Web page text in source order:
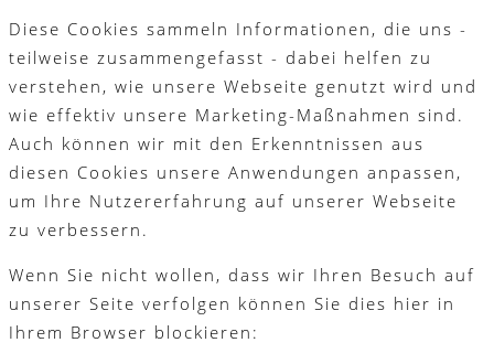
Diese Cookies sammeln Informationen, die uns -
teilweise zusammengefasst - dabei helfen zu
verstehen, wie unsere Webseite genutzt wird und
wie effektiv unsere Marketing-Maßnahmen sind.
Auch können wir mit den Erkenntnissen aus
diesen Cookies unsere Anwendungen anpassen,
um Ihre Nutzererfahrung auf unserer Webseite
zu verbessern.
Wenn Sie nicht wollen, dass wir Ihren Besuch auf
unserer Seite verfolgen können Sie dies hier in
Ihrem Browser blockieren: